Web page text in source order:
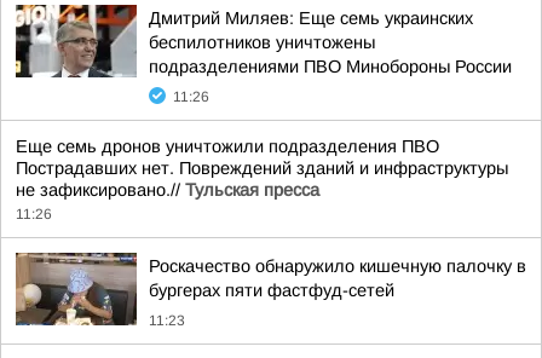
Дмитрий Миляев: Еще семь украинских
беспилотников уничтожены
подразделениями ПВО Минобороны России
11:26
Еще семь дронов уничтожили подразделения ПВО
Пострадавших нет. Повреждений зданий и инфраструктуры
не зафиксировано.// Тульская пресса
11:26
Роскачество обнаружило кишечную палочку в
бургерах пяти фастфуд-сетей
11:23